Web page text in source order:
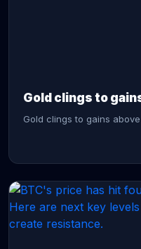
Gold clings to
Gold clings to gains